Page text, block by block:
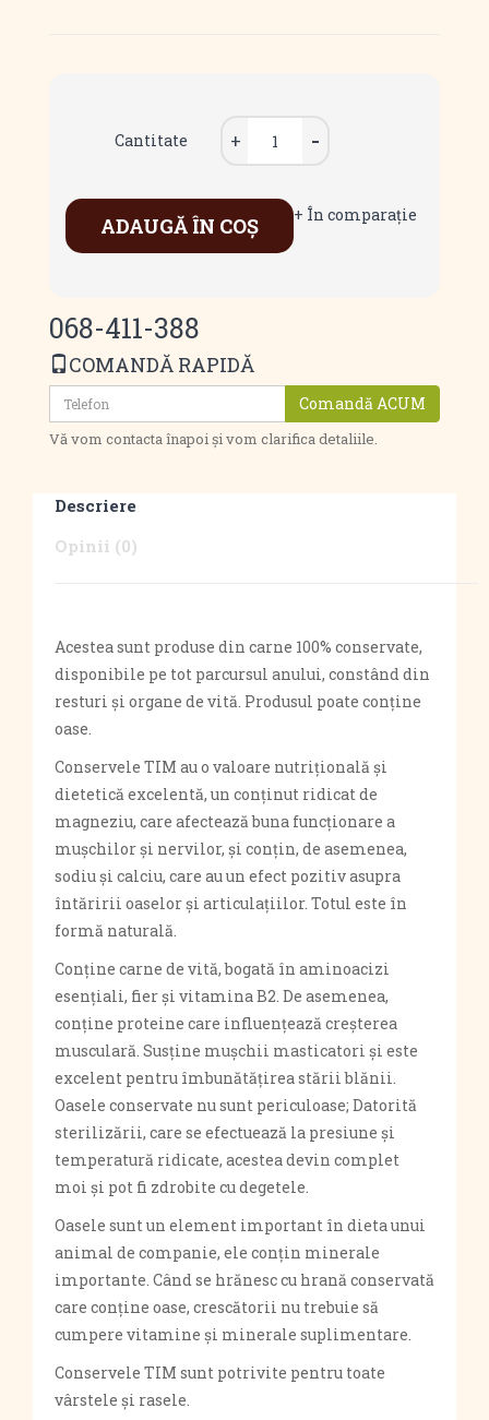
Cantitate
ADAUGĂ ÎN COŞ + În comparaţie
068-411-388
COMANDĂ RAPIDĂ
Comandă ACUM
Vă vom contacta înapoi și vom clarifica detaliile.
Descriere
Opinii (0)
Acestea sunt produse din carne 100% conservate,
disponibile pe tot parcursul anului, constând din
resturi și organe de vită. Produsul poate conține
oase.
Conservele TIM au o valoare nutrițională și
dietetică excelentă, un conținut ridicat de
magneziu, care afectează buna funcționare a
mușchilor și nervilor, și conțin, de asemenea,
sodiu și calciu, care au un efect pozitiv asupra
întăririi oaselor și articulațiilor. Totul este în
formă naturală.
Conține carne de vită, bogată în aminoacizi
esențiali, fier și vitamina B2. De asemenea,
conține proteine ​​care influențează creșterea
musculară. Susține mușchii masticatori și este
excelent pentru îmbunătățirea stării blănii.
Oasele conservate nu sunt periculoase; Datorită
sterilizării, care se efectuează la presiune și
temperatură ridicate, acestea devin complet
moi și pot fi zdrobite cu degetele.
Oasele sunt un element important în dieta unui
animal de companie, ele conțin minerale
importante. Când se hrănesc cu hrană conservată
care conține oase, crescătorii nu trebuie să
cumpere vitamine și minerale suplimentare.
Conservele TIM sunt potrivite pentru toate
vârstele și rasele.